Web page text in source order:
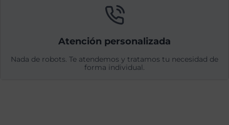
Atención personalizada
Nada de robots. Te atendemos y tratamos tu necesidad de
forma individual.